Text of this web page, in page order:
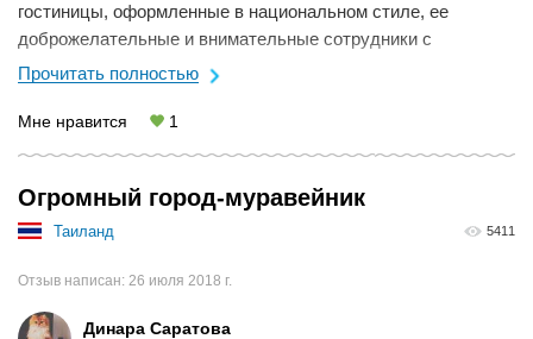
гостиницы, оформленные в национальном стиле, ее
доброжелательные и внимательные сотрудники с
подкупающе искренними улыбками сулили комфортный
Прочитать полностью
Мне нравится 1
Огромный город-муравейник
Таиланд 5411
Отзыв написан: 26 июля 2018 г.
Динара Саратова